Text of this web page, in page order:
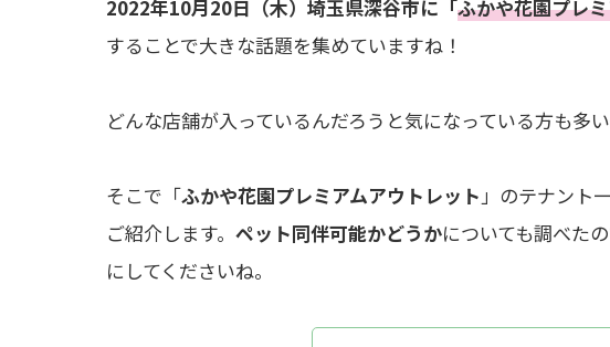
2022年10月20日（木）埼玉県深谷市に「ふかや花園プレ
することで大きな話題を集めていますね！
どんな店舗が入っているんだろうと気になっている方も多い
そこで「ふかや花園プレミアムアウトレット 」のテナント
ご紹介します。 ペット同伴可能かどうかについても調べた
にしてくださいね。